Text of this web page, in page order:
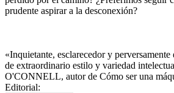
prudente aspirar a la desconexión?
«Inquietante, esclarecedor y
de extraordinario estilo y variedad
O'CONNELL, autor de Cómo ser una
Editorial: